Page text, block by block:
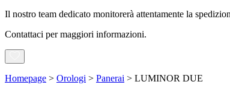
Il nostro team dedicato monitorerà attentamente la
Contattaci per maggiori informazioni.
Homepage > Orologi > Panerai > LUMINOR DUE